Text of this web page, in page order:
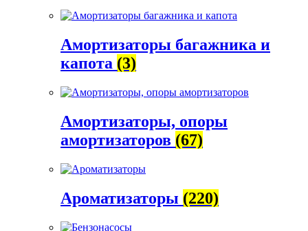
Амортизаторы багажника и
капота (3)
Амортизаторы, опоры
амортизаторов (67)
Ароматизаторы (220)